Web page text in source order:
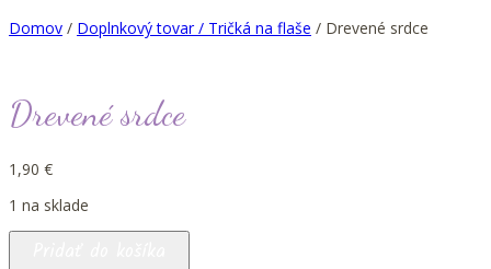
Domov / Doplnkový tovar / Tričká na flaše / Drevené srdce
Drevené srdce
1,90 €
1 na sklade
množstvo